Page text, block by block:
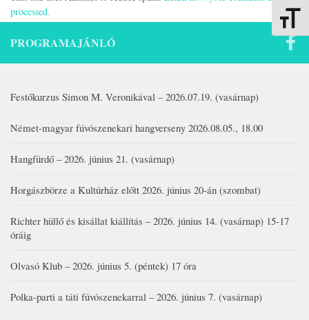
processed.
PROGRAMAJÁNLÓ
Festőkurzus Simon M. Veronikával – 2026.07.19. (vasárnap)
Német-magyar fúvószenekari hangverseny 2026.08.05., 18.00
Hangfürdő – 2026. június 21. (vasárnap)
Horgászbörze a Kultúrház előtt 2026. június 20-án (szombat)
Richter hüllő és kisállat kiállítás – 2026. június 14. (vasárnap) 15-17
óráig
Olvasó Klub – 2026. június 5. (péntek) 17 óra
Polka-parti a táti fúvószenekarral – 2026. június 7. (vasárnap)